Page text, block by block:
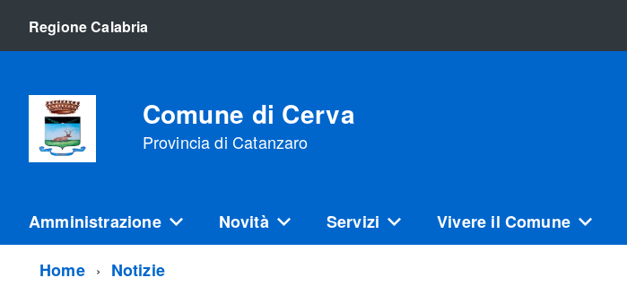
Regione Calabria
Comune di Cerva
Provincia di Catanzaro
Amministrazione Novità Servizi Vivere il Comune
Home Notizie